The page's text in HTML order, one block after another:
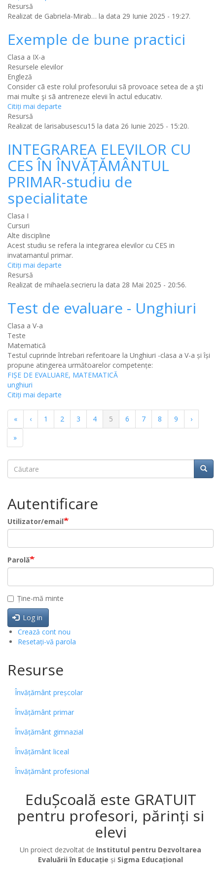
Resursă
Realizat de Gabriela-Mirab… la data 29 Iunie 2025 - 19:27.
Exemple de bune practici
Clasa a IX-a
Resursele elevilor
Engleză
Consider cã este rolul profesorului sã provoace setea de a şti
mai multe şi sã antreneze elevii în actul educativ.
Citiţi mai departe
Resursă
Realizat de larisabusescu15 la data 26 Iunie 2025 - 15:20.
INTEGRAREA ELEVILOR CU
CES ÎN ÎNVĂȚĂMÂNTUL
PRIMAR-studiu de
specialitate
Clasa I
Cursuri
Alte discipline
Acest studiu se refera la integrarea elevilor cu CES in
invatamantul primar.
Citiţi mai departe
Resursă
Realizat de mihaela.secrieru la data 28 Mai 2025 - 20:56.
Test de evaluare - Unghiuri
Clasa a V-a
Teste
Matematică
Testul cuprinde întrebari referitoare la Unghiuri -clasa a V-a și își
propune atingerea următoarelor competențe:
FIȘE DE EVALUARE, MATEMATICĂ
unghiuri
Citiţi mai departe
Paginație
Prima
pagină
«
Pagina
anterioară
‹ Pagina
1 Pagina
2 Pagina
3 Pagina
4
Pagina
curentă
5 Pagina
6 Pagina
7 Pagina
8 Pagina
9
Pagina
›
Ultima
pagină
»
Căutare
Căutare
Autentificare
Utilizator/email
Parolă
Ține-mă minte
Log in
Crează cont nou
Resetați-vă parola
Resurse
Învățământ preșcolar
Învățământ primar
Învățământ gimnazial
Învățământ liceal
Învățământ profesional
EduȘcoală este GRATUIT
pentru profesori, părinți si
elevi
Un proiect dezvoltat de Institutul pentru Dezvoltarea
Evaluării în Educație și Sigma Educațional